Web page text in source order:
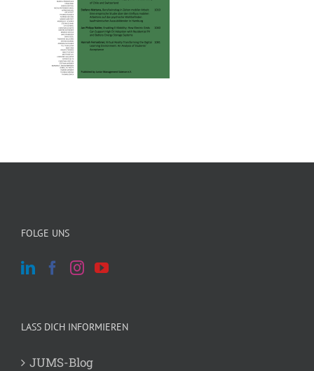
FOLGE UNS
LASS DICH INFORMIEREN
JUMS-Blog